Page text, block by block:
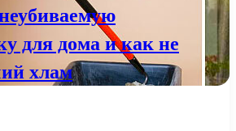
для дома и как не
хлам